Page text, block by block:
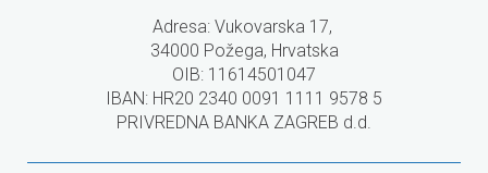
Adresa: Vukovarska 17,
34000 Požega, Hrvatska
OIB: 11614501047
IBAN: HR20 2340 0091 1111 9578 5
PRIVREDNA BANKA ZAGREB d.d.